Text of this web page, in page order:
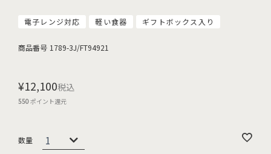
電子レンジ対応 軽い食器 ギフトボックス入り
商品番号 1789-3J/FT94921
¥12,100税込
550ポイント還元